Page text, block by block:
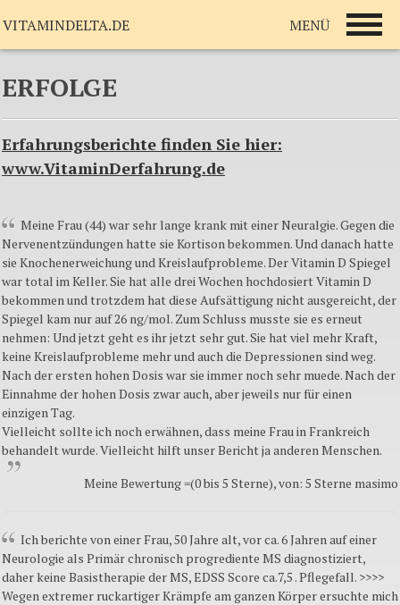
ERFOLGE
Erfahrungsberichte finden Sie hier:
www.VitaminDerfahrung.de
Meine Frau (44) war sehr lange krank mit einer Neuralgie. Gegen die
Nervenentzündungen hatte sie Kortison bekommen. Und danach hatte
sie Knochenerweichung und Kreislaufprobleme. Der Vitamin D Spiegel
war total im Keller. Sie hat alle drei Wochen hochdosiert Vitamin D
bekommen und trotzdem hat diese Aufsättigung nicht ausgereicht, der
Spiegel kam nur auf 26 ng/mol. Zum Schluss musste sie es erneut
nehmen: Und jetzt geht es ihr jetzt sehr gut. Sie hat viel mehr Kraft,
keine Kreislaufprobleme mehr und auch die Depressionen sind weg.
Nach der ersten hohen Dosis war sie immer noch sehr muede. Nach der
Einnahme der hohen Dosis zwar auch, aber jeweils nur für einen
einzigen Tag.
Vielleicht sollte ich noch erwähnen, dass meine Frau in Frankreich
behandelt wurde. Vielleicht hilft unser Bericht ja anderen Menschen.
Meine Bewertung =(0 bis 5 Sterne), von: 5 Sterne masimo
Ich berichte von einer Frau, 50 Jahre alt, vor ca. 6 Jahren auf einer
Neurologie als Primär chronisch progrediente MS diagnostiziert,
daher keine Basistherapie der MS, EDSS Score ca.7,5 . Pflegefall. >>>>
Wegen extremer ruckartiger Krämpfe am ganzen Körper ersuchte mich
VITAMINDELTA.DE MENÜ